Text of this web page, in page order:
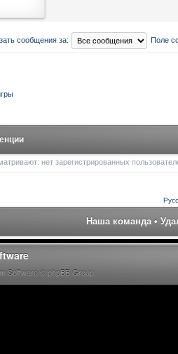
сообщения за: Поле
нет зарегистрированных
Наша команда•
Software © phpBB Group